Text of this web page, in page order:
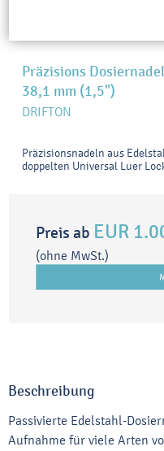
Präzisions
38,1 mm (1,5")
DRIFTON
Präzisionsnadeln aus
doppelten Universal Luer
Preis ab EUR
(ohne MwSt.)
Beschreibung
Passivierte Edelstahl-
Aufnahme für viele Arten